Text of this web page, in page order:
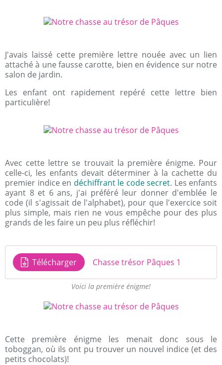
J'avais laissé cette première lettre nouée avec un lien
attaché à une fausse carotte, bien en évidence sur notre
salon de jardin.
Les enfant ont rapidement repéré cette lettre bien
particulière!
Avec cette lettre se trouvait la première énigme. Pour
celle-ci, les enfants devait déterminer à la cachette du
premier indice en déchiffrant le code secret. Les enfants
ayant 8 et 6 ans, j'ai préféré leur donner d'emblée le
code (il s'agissait de l'alphabet), pour que l'exercice soit
plus simple, mais rien ne vous empêche pour des plus
grands de les faire un peu plus réfléchir!
Télécharger Chasse trésor Pâques 1
Voici la première énigme!
Cette première énigme les menait donc sous le
toboggan, où ils ont pu trouver un nouvel indice (et des
petits chocolats)!